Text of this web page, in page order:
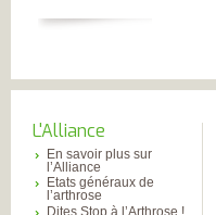
L'Alliance
En savoir plus sur
l’Alliance
Etats généraux de
l’arthrose
Dites Stop à l’Arthrose !